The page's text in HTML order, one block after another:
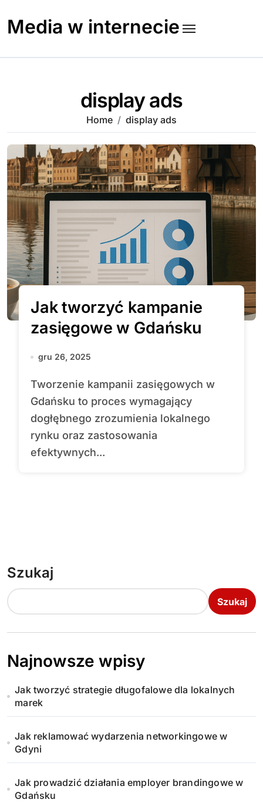
content
Media w internecie
display ads
Home display ads
Jak tworzyć kampanie
zasięgowe w Gdańsku
gru 26, 2025
Tworzenie kampanii zasięgowych w
Gdańsku to proces wymagający
dogłębnego zrozumienia lokalnego
rynku oraz zastosowania
efektywnych...
Szukaj
Szukaj
Najnowsze wpisy
Jak tworzyć strategie długofalowe dla lokalnych
marek
Jak reklamować wydarzenia networkingowe w
Gdyni
Jak prowadzić działania employer brandingowe w
Gdańsku